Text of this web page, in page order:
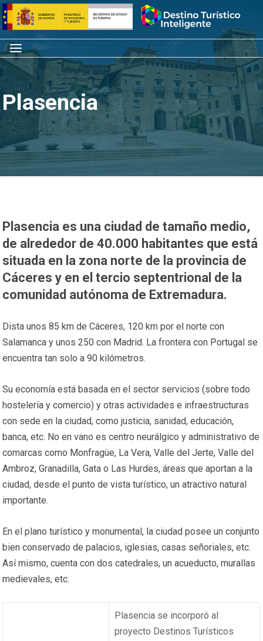
Saltar
al
contenido
Inicio
Menú
Plasencia
Plasencia es una ciudad de tamaño medio,
de alrededor de 40.000 habitantes que está
situada en la zona norte de la provincia de
Cáceres y en el tercio septentrional de la
comunidad autónoma de Extremadura.
Dista unos 85 km de Cáceres, 120 km por el norte con
Salamanca y unos 250 con Madrid. La frontera con Portugal se
encuentra tan solo a 90 kilómetros.
Su economía está basada en el sector servicios (sobre todo
hostelería y comercio) y otras actividades e infraestructuras
con sede en la ciudad, como justicia, sanidad, educación,
banca, etc. No en vano es centro neurálgico y administrativo de
comarcas como Monfragüe, La Vera, Valle del Jerte, Valle del
Ambroz, Granadilla, Gata o Las Hurdes, áreas que aportan a la
ciudad, desde el punto de vista turístico, un atractivo natural
importante.
En el plano turístico y monumental, la ciudad posee un conjunto
bien conservado de palacios, iglesias, casas señoriales, etc.
Así mismo, cuenta con dos catedrales, un acueducto, murallas
medievales, etc.
Plasencia se incorporó al
proyecto Destinos Turísticos